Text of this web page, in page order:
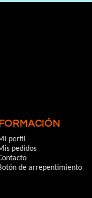
perfil
pedidos
de arrepentimiento